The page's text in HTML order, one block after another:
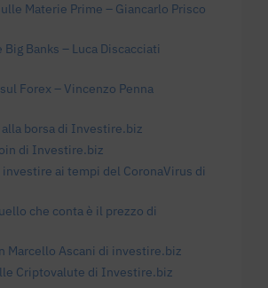
Materie Prime – Giancarlo Prisco
Banks – Luca Discacciati
Forex – Vincenzo Penna
alla borsa di Investire.biz
di Investire.biz
ai tempi del CoronaVirus di
che conta è il prezzo di
Marcello Ascani di investire.biz
Criptovalute di Investire.biz